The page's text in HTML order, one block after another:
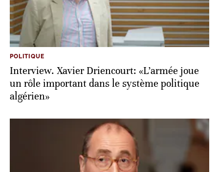
POLITIQUE
Interview. Xavier Driencourt: «L’armée joue
un rôle important dans le système politique
algérien»